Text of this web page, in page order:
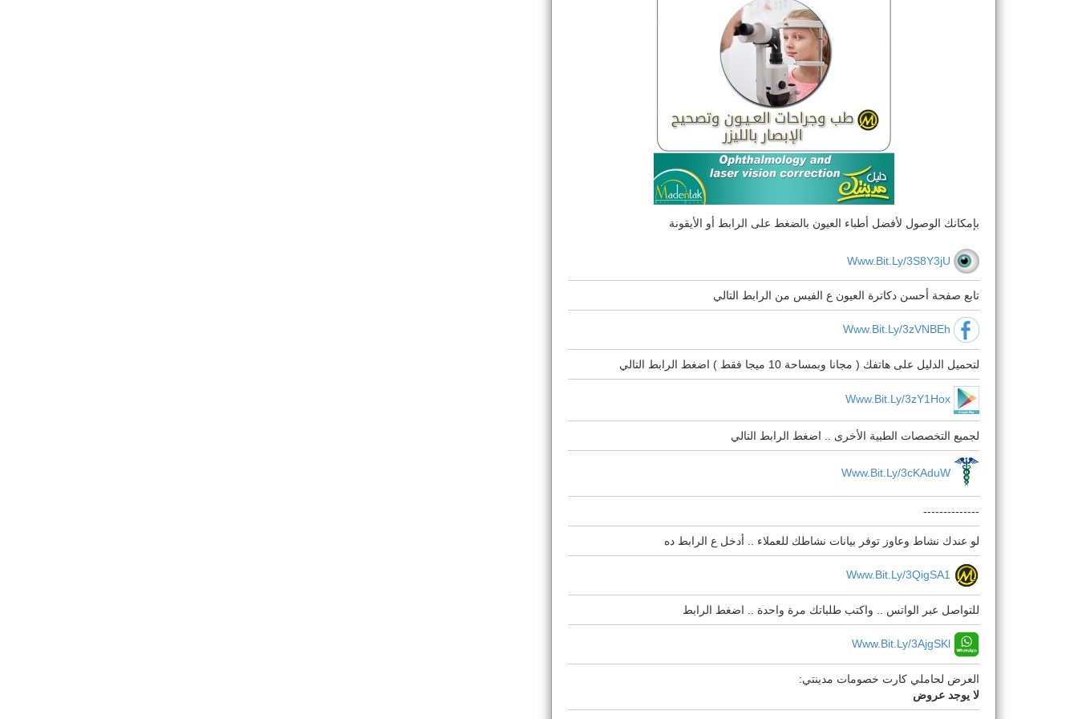
بإمكانك الوصول لأفضل أطباء العيون بالضغط على الرابط أو الأيقونة
Www.bit.ly/3S8Y3jU
تابع صفحة أحسن دكاترة العيون ع الفيس من الرابط التالي
Www.bit.ly/3zVNBEh
لتحميل الدليل على هاتفك ( مجانا وبمساحة 10 ميجا فقط ) اضغط الرابط التالي
Www.bit.ly/3zY1Hox
لجميع التخصصات الطبية الأخرى .. اضغط الرابط التالي
Www.bit.ly/3cKAduW
--------------
لو عندك نشاط وعاوز توفر بيانات نشاطك للعملاء .. أدخل ع الرابط ده
Www.bit.ly/3QigSA1
للتواصل عبر الواتس .. واكتب طلباتك مرة واحدة .. اضغط الرابط
Www.bit.ly/3AjgSKl
العرض لحاملي كارت خصومات مدينتي:
لا يوجد عروض